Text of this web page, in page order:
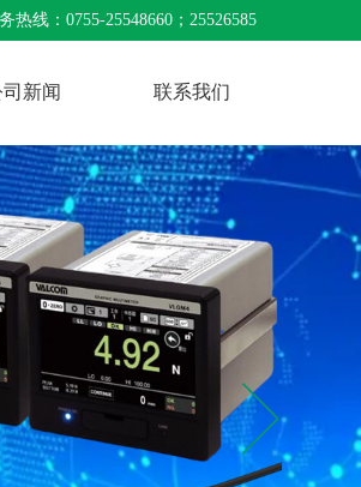
热线：0755-25548660；25526585
新闻 联系我们